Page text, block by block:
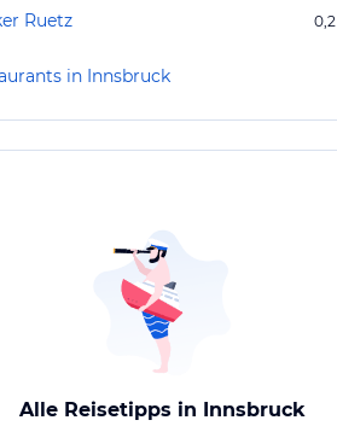
Ruetz 0,2
in Innsbruck
Alle Reisetipps in Innsbruck